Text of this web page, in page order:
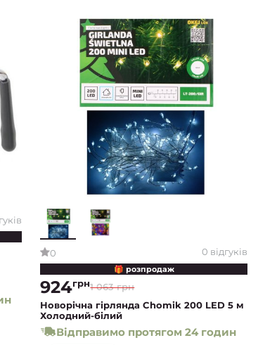
0 0 відгуків
🎁 розпродаж
1 063 грн
924грн
Новорічна гірлянда Chomik 200 LED 5 м
Холодний-білий
Відправимо протягом 24 годин